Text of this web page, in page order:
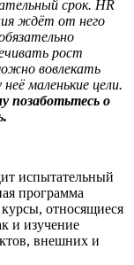
срок. HR
ждёт от него
рост
вовлекать
маленькие цели.
позаботьтесь о
испытательный
программа
относящиеся
и изучение
внешних и